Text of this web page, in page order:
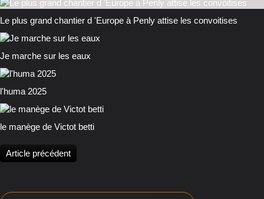
Le plus grand chantier d 'Europe à Penly attise les convoitises
Je marche sur les eaux
l'huma 2025
le manège de Victot betti
Article précédent